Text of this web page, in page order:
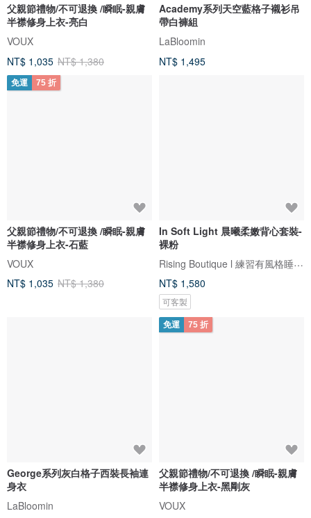
父親節禮物/不可退換 /瞬眠-親膚
半襟修身上衣-亮白
VOUX
NT$ 1,035 NT$ 1,380
Academy系列天空藍格子襯衫吊
帶白褲組
LaBloomin
NT$ 1,495
免運 75 折
父親節禮物/不可退換 /瞬眠-親膚
半襟修身上衣-石藍
VOUX
NT$ 1,035 NT$ 1,380
In Soft Light 晨曦柔嫩背心套裝-
裸粉
Rising Boutique l 練習有風格睡衣設計
NT$ 1,580
可客製
George系列灰白格子西裝長袖連
身衣
LaBloomin
免運 75 折
父親節禮物/不可退換 /瞬眠-親膚
半襟修身上衣-黑剛灰
VOUX